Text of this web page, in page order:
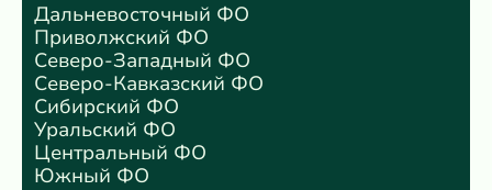
Дальневосточный ФО
Приволжский ФО
Северо-Западный ФО
Северо-Кавказский ФО
Сибирский ФО
Уральский ФО
Центральный ФО
Южный ФО